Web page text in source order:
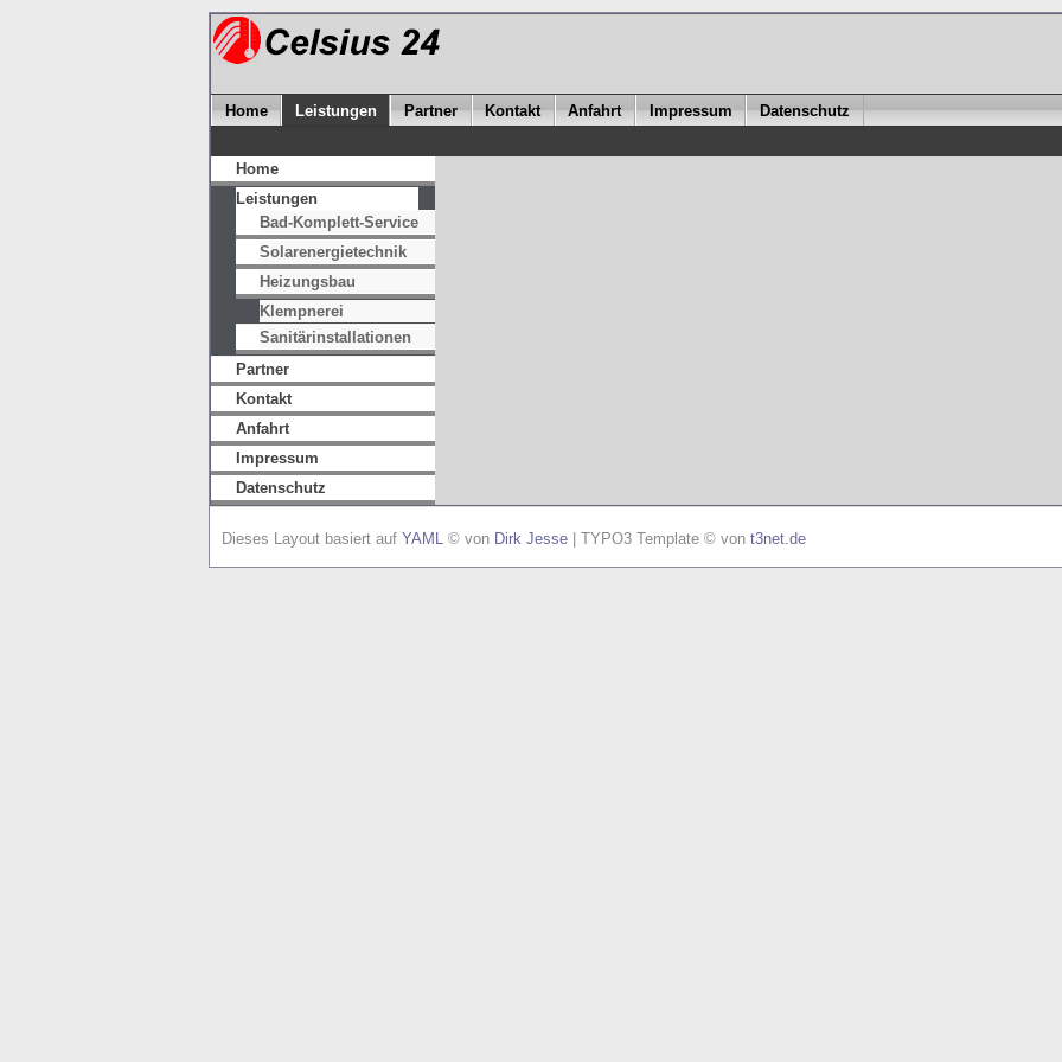
Home Leistungen Partner Kontakt Anfahrt Impressum Datenschutz
Home
Leistungen
Bad-Komplett-Service
Solarenergietechnik
Heizungsbau
Klempnerei
Sanitärinstallationen
Partner
Kontakt
Anfahrt
Impressum
Datenschutz
Dieses Layout basiert auf YAML © von Dirk Jesse | TYPO3 Template © von t3net.de